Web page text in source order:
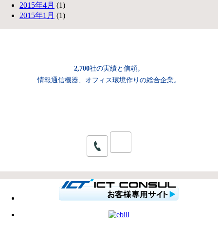
2015年4月 (1)
2015年1月 (1)
2,700社の実績と信頼。
情報通信機器、オフィス環境作りの総合企業。